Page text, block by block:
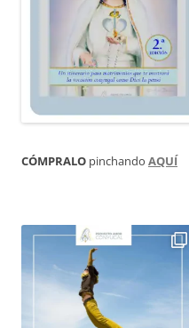
CÓMPRALO pinchando AQUÍ